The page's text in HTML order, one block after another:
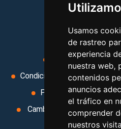
Usamos
de rastreo
experiencia
nuestra web,
contenidos
anuncios
el tráfico en
comprender
nuestros
viajes, y mucho
MI
Aviso legal
Condiciones Generales
Política de privacidad
Cambiar preferencias de